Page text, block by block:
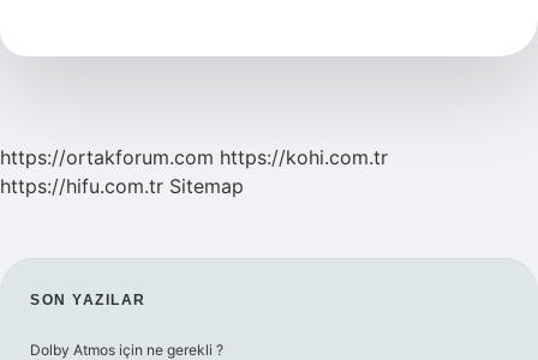
https://ortakforum.com https://kohi.com.tr
https://hifu.com.tr Sitemap
SIDEBAR
SON YAZILAR
Dolby Atmos için ne gerekli ?